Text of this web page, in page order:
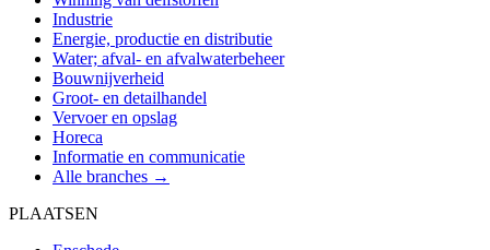
Industrie
Energie, productie en distributie
Water; afval- en afvalwaterbeheer
Bouwnijverheid
Groot- en detailhandel
Vervoer en opslag
Horeca
Informatie en communicatie
Alle branches →
PLAATSEN